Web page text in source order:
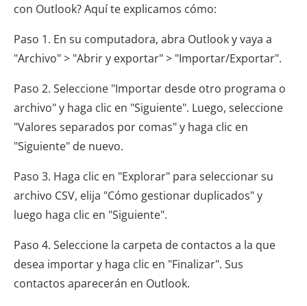
con Outlook? Aquí te explicamos cómo:
Paso 1. En su computadora, abra Outlook y vaya a
"Archivo" > "Abrir y exportar" > "Importar/Exportar".
Paso 2. Seleccione "Importar desde otro programa o
archivo" y haga clic en "Siguiente". Luego, seleccione
"Valores separados por comas" y haga clic en
"Siguiente" de nuevo.
Paso 3. Haga clic en "Explorar" para seleccionar su
archivo CSV, elija "Cómo gestionar duplicados" y
luego haga clic en "Siguiente".
Paso 4. Seleccione la carpeta de contactos a la que
desea importar y haga clic en "Finalizar". Sus
contactos aparecerán en Outlook.